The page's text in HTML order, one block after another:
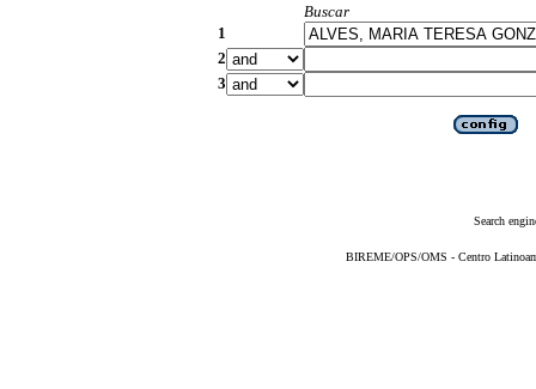
Buscar
1
2
3
Search
BIREME/OPS/OMS - Centro